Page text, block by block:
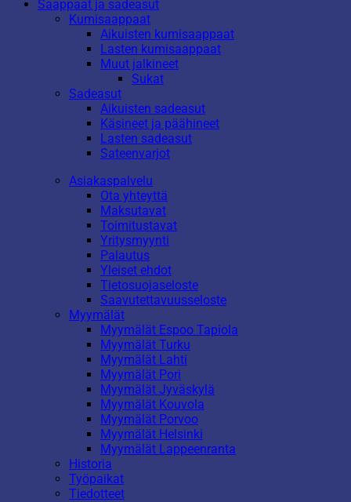
Saappaat ja sadeasut
Kumisaappaat
Aikuisten kumisaappaat
Lasten kumisaappaat
Muut jalkineet
Sukat
Sadeasut
Aikuisten sadeasut
Käsineet ja päähineet
Lasten sadeasut
Sateenvarjot
Asiakaspalvelu
Ota yhteyttä
Maksutavat
Toimitustavat
Yritysmyynti
Palautus
Yleiset ehdot
Tietosuojaseloste
Saavutettavuusseloste
Myymälät
Myymälät Espoo Tapiola
Myymälät Turku
Myymälät Lahti
Myymälät Pori
Myymälät Jyväskylä
Myymälät Kouvola
Myymälät Porvoo
Myymälät Helsinki
Myymälät Lappeenranta
Historia
Työpaikat
Tiedotteet